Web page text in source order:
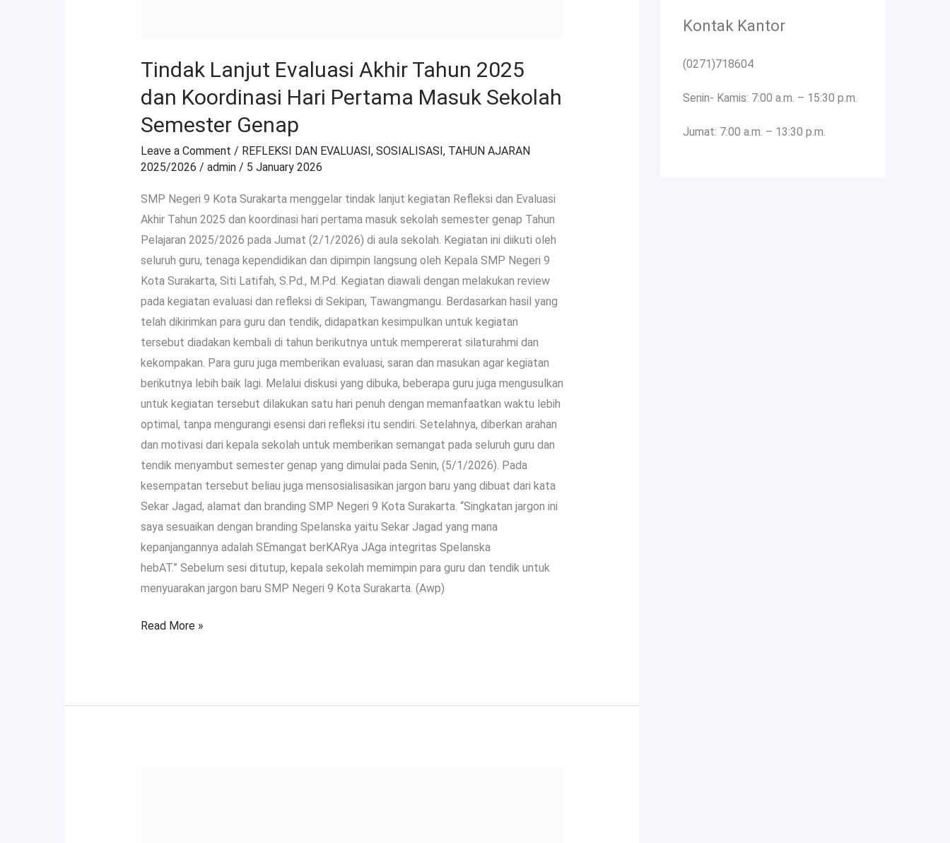
Tindak Lanjut Evaluasi Akhir Tahun 2025
dan Koordinasi Hari Pertama Masuk Sekolah
Semester Genap
Leave a Comment / REFLEKSI DAN EVALUASI, SOSIALISASI, TAHUN AJARAN
2025/2026 / admin / 5 January 2026
SMP Negeri 9 Kota Surakarta menggelar tindak lanjut kegiatan Refleksi dan Evaluasi
Akhir Tahun 2025 dan koordinasi hari pertama masuk sekolah semester genap Tahun
Pelajaran 2025/2026 pada Jumat (2/1/2026) di aula sekolah. Kegiatan ini diikuti oleh
seluruh guru, tenaga kependidikan dan dipimpin langsung oleh Kepala SMP Negeri 9
Kota Surakarta, Siti Latifah, S.Pd., M.Pd. Kegiatan diawali dengan melakukan review
pada kegiatan evaluasi dan refleksi di Sekipan, Tawangmangu. Berdasarkan hasil yang
telah dikirimkan para guru dan tendik, didapatkan kesimpulkan untuk kegiatan
tersebut diadakan kembali di tahun berikutnya untuk mempererat silaturahmi dan
kekompakan. Para guru juga memberikan evaluasi, saran dan masukan agar kegiatan
berikutnya lebih baik lagi. Melalui diskusi yang dibuka, beberapa guru juga mengusulkan
untuk kegiatan tersebut dilakukan satu hari penuh dengan memanfaatkan waktu lebih
optimal, tanpa mengurangi esensi dari refleksi itu sendiri. Setelahnya, diberkan arahan
dan motivasi dari kepala sekolah untuk memberikan semangat pada seluruh guru dan
tendik menyambut semester genap yang dimulai pada Senin, (5/1/2026). Pada
kesempatan tersebut beliau juga mensosialisasikan jargon baru yang dibuat dari kata
Sekar Jagad, alamat dan branding SMP Negeri 9 Kota Surakarta. “Singkatan jargon ini
saya sesuaikan dengan branding Spelanska yaitu Sekar Jagad yang mana
kepanjangannya adalah SEmangat berKARya JAga integritas Spelanska
hebAT.” Sebelum sesi ditutup, kepala sekolah memimpin para guru dan tendik untuk
menyuarakan jargon baru SMP Negeri 9 Kota Surakarta. (Awp)
Genap
Read More »
Kontak Kantor
(0271)718604
Senin- Kamis: 7:00 a.m. – 15:30 p.m.
Jumat: 7:00 a.m. – 13:30 p.m.